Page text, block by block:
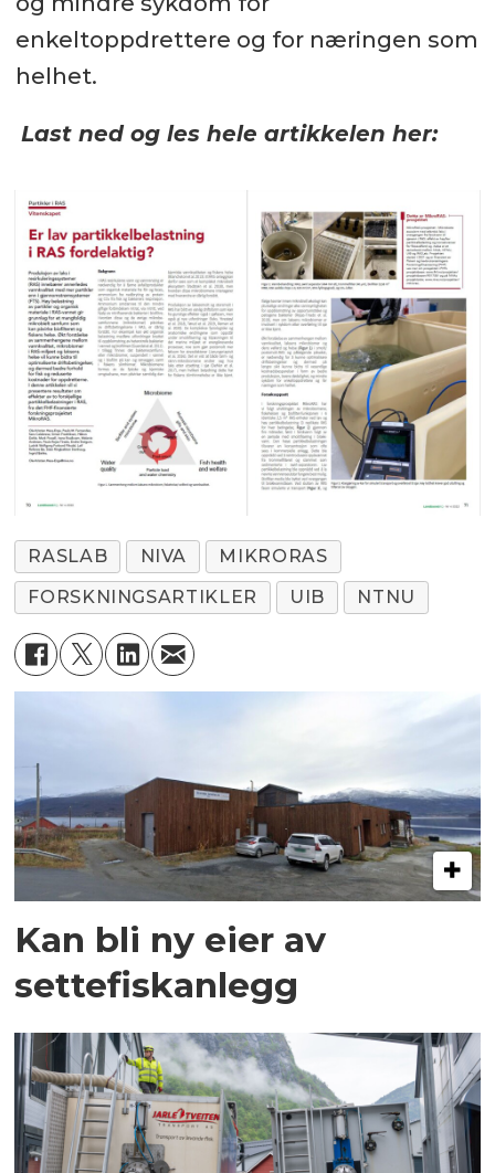
enkeltoppdrettere og for næringen som
helhet.
Last ned og les hele artikkelen her:
RASLAB NIVA
MIKRORAS
FORSKNINGSARTIKLER
UIB NTNU
Kan bli ny eier av
settefiskanlegg